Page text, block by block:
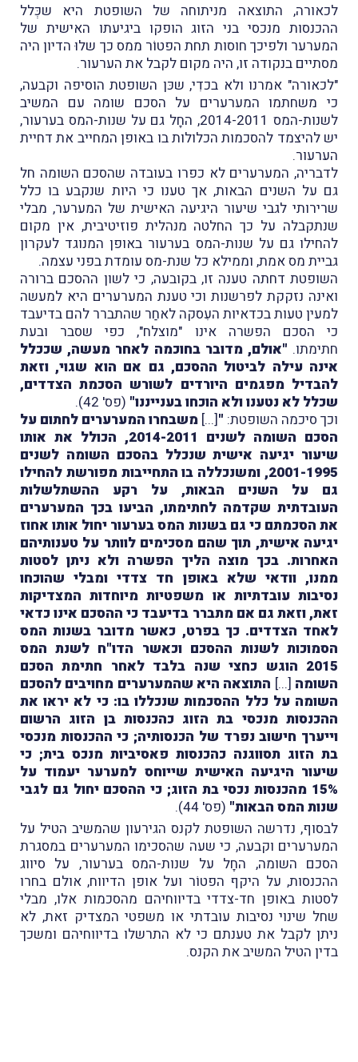
לכאורה, התוצאה מניתוחה של השופטת היא שכְּלל
ההכנסות מנכסי בני הזוג הופקו ביגיעתו האישית של
המערער ולפיכך חוסות תחת הפטוֹר ממס כך שלוּ הדיון היה
מסתיים בנקודה זו, היה מקום לקבל את הערעור.
"לכאורה" אמרנו ולא בכדִי, שכּן השופטת הוסיפה וקבעה,
כי משחתמו המערערים על הסכם שומה עם המשיב
לשנות-המס 2014-2011, החָל גם על שנות-המס בערעור,
יש להיצמד להסכמות הכלולות בו באופן המחייב את דחיית
הערעור.
לדבריה, המערערים לא כפרו בעובדה שהסכם השומה חל
גם על השנים הבאות, אך טענו כי היות שנקבע בו כלל
שרירותי לגבי שיעור היגיעה האישית של המערער, מבלי
שנתקבלה על כך החלטה מנהלית פוזיטיבית, אין מקום
להחילו גם על שנות-המס בערעור באופן המנוגד לעקרון
גביית מס אמת, וממילא כל שנת-מס עומדת בפני עצמה.
השופטת דחתה טענה זו, בקובעה, כי לשון ההסכם ברורה
ואינה נזקקת לפרשנות וכי טענת המערערים היא למעשה
למעין טעות בכדאיות העִסקה לאחַר שהתברר להם בדיעבד
כי הסכם הפשרה אינו "מוצלח", כפי שסבר ובעת
חתימתו. "אולם, מדובר בחוכמה לאחר מעשה, שככלל
אינה עילה לביטול ההסכם, גם אם הוא שגוי, וזאת
להבדיל מפגמים היורדים לשורש הסכמת הצדדים,
שכלל לא נטענו ולא הוכחו בענייננו" (פס' 42).
וכך סיכמה השופטת: "
[...] משבחרו המערערים לחתום על
הסכם השומה לשנים 2014-2011, הכולל את אותו
שיעור יגיעה אישית שנכלל בהסכם השומה לשנים
2001-1995, ומשנכללה בו התחייבות מפורשת להחילו
גם על השנים הבאות, על רקע ההשתלשלות
העובדתית שקדמה לחתימתו, הביעו בכך המערערים
את הסכמתם כי גם בשנות המס בערעור יחול אותו אחוז
יגיעה אישית, תוך שהם מסכימים לוותר על טענותיהם
האחרות. בכך מוצה הליך הפשרה ולא ניתן לסטות
ממנו, וודאי שלא באופן חד צדדי ומבלי שהוכחו
נסיבות עובדתיות או משפטיות מיוחדות המצדיקות
זאת, וזאת גם אם מתברר בדיעבד כי ההסכם אינו כדאי
לאחד הצדדים. כך בפרט, כאשר מדובר בשנות המס
הסמוכות לשנות ההסכם וכאשר הדו"ח לשנת המס
2015 הוגש כחצי שנה בלבד לאחר חתימת הסכם
השומה [...] התוצאה היא שהמערערים מחויבים להסכם
השומה על כלל ההסכמות שנכללו בו: כי לא יראו את
ההכנסות מנכסי בת הזוג כהכנסות בן הזוג הרשום
וייערך חישוב נפרד של הכנסותיה; כי ההכנסות מנכסי
בת הזוג תסווגנה כהכנסות פאסיביות מנכס בית; כי
שיעור היגיעה האישית שייוחס למערער יעמוד על
15% מהכנסות נכסי בת הזוג; כי ההסכם יחול גם לגבי
שנות המס הבאות" (פס' 44).
לבסוף, נדרשה השופטת לקנס הגירעון שהמשיב הטיל על
המערערים וקבעה, כי שעה שהסכימו המערערים במסגרת
הסכם השומה, החָל על שנות-המס בערעור, על סיווג
ההכנסות, על היקף הפטוֹר ועל אופן הדיווח, אולם בחרו
לסטות באופן חד-צדדי בדיווחיהם מהסכמות אלו, מבלי
שחל שינוי נסיבות עובדתי או משפטי המצדיק זאת, לא
ניתן לקבל את טענתם כי לא התרשלו בדיווחיהם ומשכך
בדין הטיל המשיב את הקנס.